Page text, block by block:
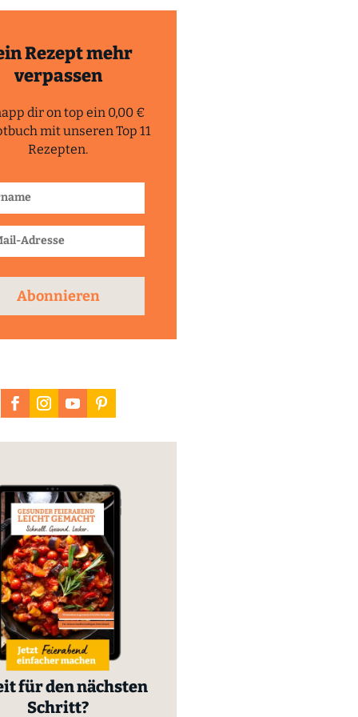
Rezept mehr
verpassen
dir on top ein 0,00 €
mit unseren Top 11
Rezepten.
Abonnieren
für den nächsten
Schritt?